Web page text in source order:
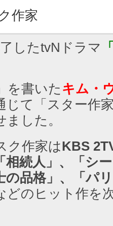
作家
したtvNドラマ
を書いた キム・
じて「スター作
した。
ク作家はKBS
相続人」、「シ
の品格」、「パ
どのヒット作を